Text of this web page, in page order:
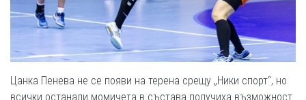
Цанка Пенева не се появи на терена срещу „Ники спорт“, но
всички останали момичета в състава получиха възможност